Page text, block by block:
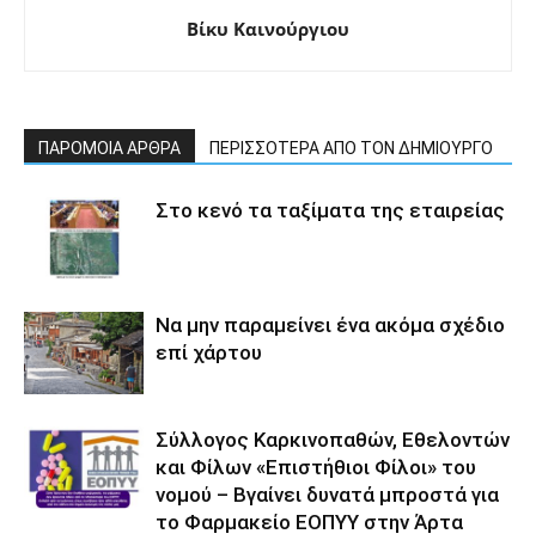
Βίκυ Καινούργιου
ΠΑΡΟΜΟΙΑ ΑΡΘΡΑ ΠΕΡΙΣΣΟΤΕΡΑ ΑΠΟ ΤΟΝ ΔΗΜΙΟΥΡΓΟ
Στο κενό τα ταξίματα της εταιρείας
Να μην παραμείνει ένα ακόμα σχέδιο
επί χάρτου
Σύλλογος Καρκινοπαθών, Εθελοντών
και Φίλων «Επιστήθιοι Φίλοι» του
νομού – Βγαίνει δυνατά μπροστά για
το Φαρμακείο ΕΟΠΥΥ στην Άρτα